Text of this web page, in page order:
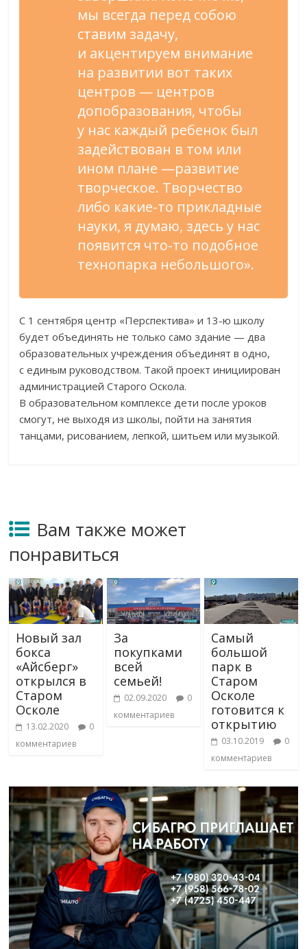
мы всегда перед собою
ставим задачу,
и акцентируем внимание
на развитии вот таких
центров — центров
допобразования, чтобы
у нас каждый ребенок был
задействован в том или
ином плане —развитие
творческое. Творчество
либо какие-то прикладные
науки, я думаю, здесь у нас
появится что-то подобное
технопарка небольшого».
С 1 сентября центр «Перспектива» и 13-ю школу
будет объединять не только само здание — два
образовательных учреждения объединят в одно,
с единым руководством. Такой проект инициирован
администрацией Старого Оскола.
В образовательном комплексе дети после уроков
смогут, не выходя из школы, пойти на занятия
танцами, рисованием, лепкой, шитьем или музыкой.
Вам также может
понравиться
Новый зал
бокса
«Айсберг»
открылся в
Старом
Осколе
13.02.2020
0
комментариев
За
покупками
всей
семьей!
02.09.2020
0
комментариев
Самый
большой
парк в
Старом
Осколе
готовится к
открытию
03.10.2019
0
комментариев